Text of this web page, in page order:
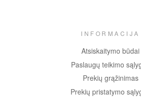
INFORMACIJA
Atsiskaitymo būdai
Paslaugų teikimo
Prekių grąžinimas
Prekių pristatymo